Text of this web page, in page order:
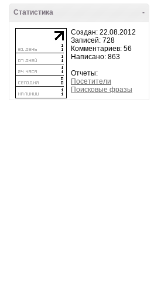
-
Статистика
Создан: 22.08.2012
Записей: 728
Комментариев: 56
Написано: 863
Отчеты:
Посетители
Поисковые фразы